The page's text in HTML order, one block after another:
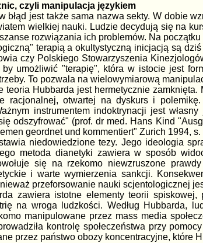
czyli manipulacja językiem
błąd jest także sama nazwa sekty. W dobie
wielkiej nauki. Ludzie decydują się na
rozwiązania ich problemów. Na
terapią a okultystyczną inicjacją są
czy Polskiego Stowarzyszenia
by umożliwić "terapię", która w istocie jest
To pozwala na wielowymiarową
teoria Hubbarda jest hermetycznie
racjonalnej, otwartej na dyskurs i
instrumentem indoktrynacji jest
odszyfrować" (prof. dr med. Hans Kind
geordnet und kommentiert" Zurich 1994, s.
niedowiedzione tezy. Jego ideologia
metoda dianetyki zawiera w sposób
się na rzekomo niewzruszone
i warte wymierzenia sankcji.
przeforsowanie nauki scjentologicznej
zawiera istotne elementy teorii
na wroga ludzkości. Według Hubbarda,
manipulowane przez mass media
kontrolę społeczeństwa przy
przez państwo obozy koncentracyjne, które